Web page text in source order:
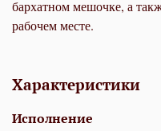
бархатном мешочке, а
рабочем месте.
Характеристики
Исполнение